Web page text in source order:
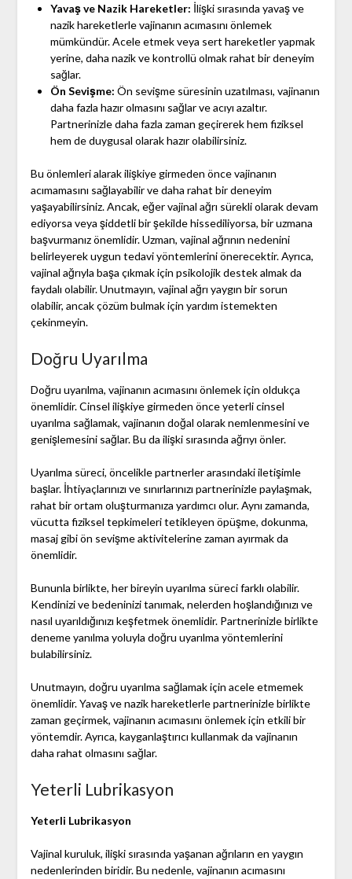
Yavaş ve Nazik Hareketler: İlişki sırasında yavaş ve
nazik hareketlerle vajinanın acımasını önlemek
mümkündür. Acele etmek veya sert hareketler yapmak
yerine, daha nazik ve kontrollü olmak rahat bir deneyim
sağlar.
Ön Sevişme: Ön sevişme süresinin uzatılması, vajinanın
daha fazla hazır olmasını sağlar ve acıyı azaltır.
Partnerinizle daha fazla zaman geçirerek hem fiziksel
hem de duygusal olarak hazır olabilirsiniz.
Bu önlemleri alarak ilişkiye girmeden önce vajinanın
acımamasını sağlayabilir ve daha rahat bir deneyim
yaşayabilirsiniz. Ancak, eğer vajinal ağrı sürekli olarak devam
ediyorsa veya şiddetli bir şekilde hissediliyorsa, bir uzmana
başvurmanız önemlidir. Uzman, vajinal ağrının nedenini
belirleyerek uygun tedavi yöntemlerini önerecektir. Ayrıca,
vajinal ağrıyla başa çıkmak için psikolojik destek almak da
faydalı olabilir. Unutmayın, vajinal ağrı yaygın bir sorun
olabilir, ancak çözüm bulmak için yardım istemekten
çekinmeyin.
Doğru Uyarılma
Doğru uyarılma, vajinanın acımasını önlemek için oldukça
önemlidir. Cinsel ilişkiye girmeden önce yeterli cinsel
uyarılma sağlamak, vajinanın doğal olarak nemlenmesini ve
genişlemesini sağlar. Bu da ilişki sırasında ağrıyı önler.
Uyarılma süreci, öncelikle partnerler arasındaki iletişimle
başlar. İhtiyaçlarınızı ve sınırlarınızı partnerinizle paylaşmak,
rahat bir ortam oluşturmanıza yardımcı olur. Aynı zamanda,
vücutta fiziksel tepkimeleri tetikleyen öpüşme, dokunma,
masaj gibi ön sevişme aktivitelerine zaman ayırmak da
önemlidir.
Bununla birlikte, her bireyin uyarılma süreci farklı olabilir.
Kendinizi ve bedeninizi tanımak, nelerden hoşlandığınızı ve
nasıl uyarıldığınızı keşfetmek önemlidir. Partnerinizle birlikte
deneme yanılma yoluyla doğru uyarılma yöntemlerini
bulabilirsiniz.
Unutmayın, doğru uyarılma sağlamak için acele etmemek
önemlidir. Yavaş ve nazik hareketlerle partnerinizle birlikte
zaman geçirmek, vajinanın acımasını önlemek için etkili bir
yöntemdir. Ayrıca, kayganlaştırıcı kullanmak da vajinanın
daha rahat olmasını sağlar.
Yeterli Lubrikasyon
Yeterli Lubrikasyon
Vajinal kuruluk, ilişki sırasında yaşanan ağrıların en yaygın
nedenlerinden biridir. Bu nedenle, vajinanın acımasını